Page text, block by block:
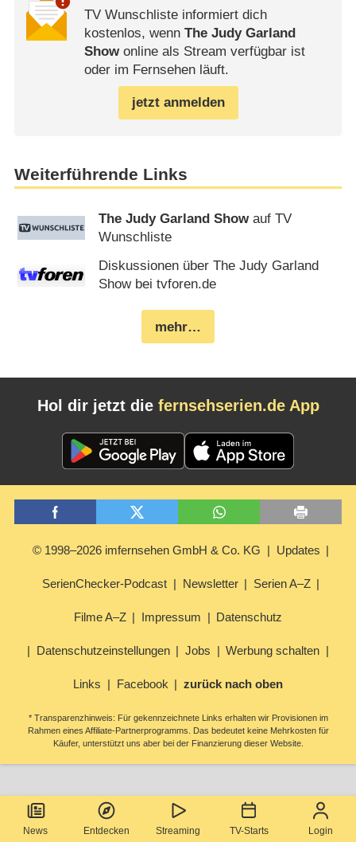
News Entdecken Streaming TV-Starts Login
TV Wunschliste informiert dich
kostenlos, wenn The Judy Garland
Showonline als Stream verfügbar ist
oder im Fernsehen läuft.
jetzt anmelden
Weiterführende Links
The Judy Garland Showauf TV
Wunschliste
Diskussionen über The Judy Garland
Show bei tvforen.de
mehr…
Hol dir jetzt die fernsehserien.de App
© 1998–2026 imfernsehen GmbH & Co. KG Updates
SerienChecker-Podcast Newsletter Serien A–Z
Filme A–Z Impressum Datenschutz
Datenschutzeinstellungen Jobs Werbung schalten
Links Facebook zurück nach oben
* Transparenzhinweis: Für gekennzeichnete Links erhalten wir Provisionen im
Rahmen eines Affiliate-Partnerprogramms. Das bedeutet keine Mehrkosten für
Käufer, unterstützt uns aber bei der Finanzierung dieser Website.